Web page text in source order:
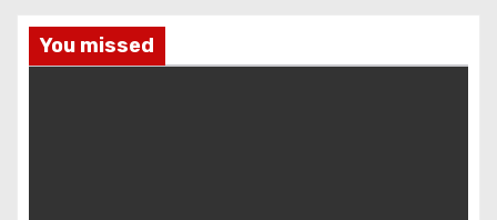
You missed